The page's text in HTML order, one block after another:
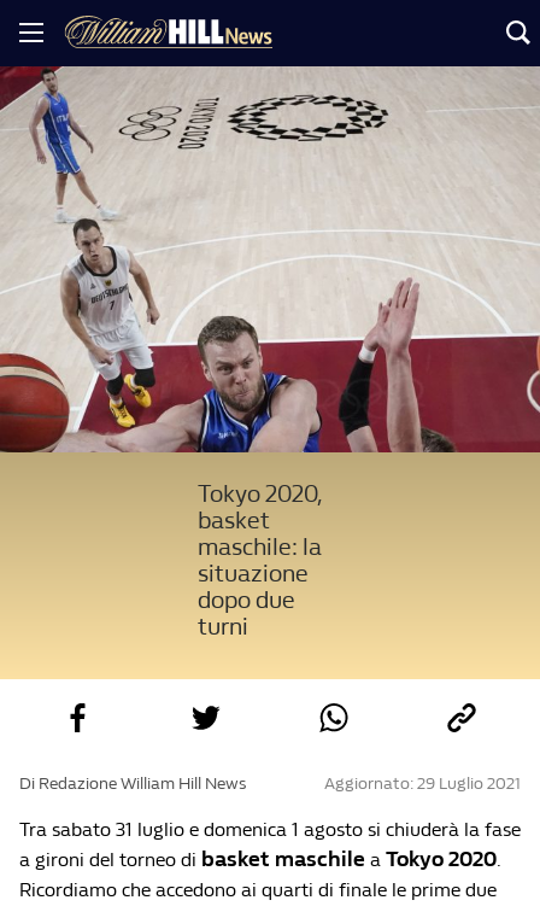
Tokyo 2020,
basket
maschile: la
situazione
dopo due
turni
Di Redazione William Hill News Aggiornato: 29 Luglio 2021
Tra sabato 31 luglio e domenica 1 agosto si chiuderà la fase
a gironi del torneo di basket maschile a Tokyo 2020.
Ricordiamo che accedono ai quarti di finale le prime due